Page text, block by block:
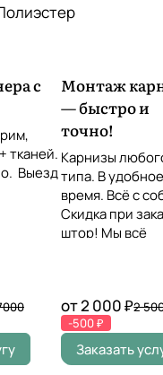
с
тканей.
Выезд
Монтаж
— быстро и
точно!
Карнизы
типа. В удобное
время. Всё с
Скидка при
штор! Мы всё
от 2 000 ₽2
-500 ₽
Заказать